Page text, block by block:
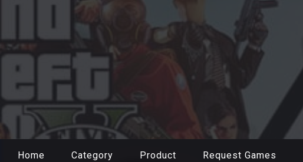
Home Category Product Request Games